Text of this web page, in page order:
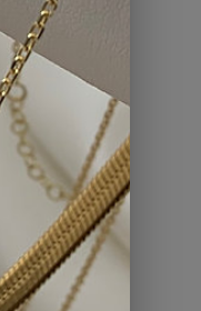
0/500